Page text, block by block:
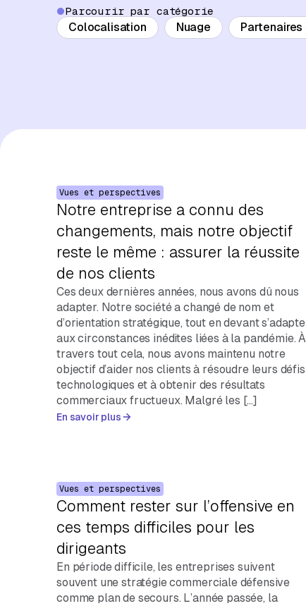
Parcourir par catégorie
Colocalisation Nuage
Vues et perspectives
Notre entreprise a connu des
changements, mais notre objectif
reste le même : assurer la réussite
de nos clients
Ces deux dernières années, nous avons dû nous
adapter. Notre société a changé de nom et
d’orientation stratégique, tout en devant
aux circonstances inédites liées à la pandémie. À
travers tout cela, nous avons maintenu notre
objectif d’aider nos clients à résoudre leurs défis
technologiques et à obtenir des résultats
commerciaux fructueux. Malgré les […]
En savoir plus
Vues et perspectives
Comment rester sur l’offensive en
ces temps difficiles pour les
dirigeants
En période difficile, les entreprises suivent
souvent une stratégie commerciale défensive
comme plan de secours. L’année passée, la